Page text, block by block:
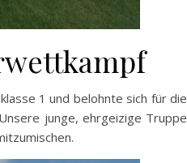
1 und belohnte sich für die
junge, ehrgeizige Truppe